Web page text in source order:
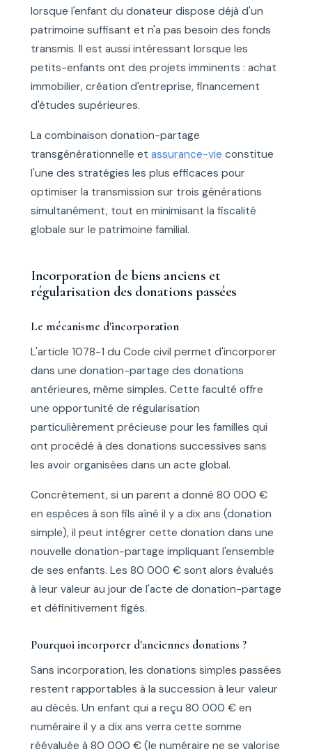
lorsque l'enfant du donateur dispose déjà d'un
patrimoine suffisant et n'a pas besoin des fonds
transmis. Il est aussi intéressant lorsque les
petits-enfants ont des projets imminents : achat
immobilier, création d'entreprise, financement
d'études supérieures.
La combinaison donation-partage
transgénérationnelle et assurance-vie constitue
l'une des stratégies les plus efficaces pour
optimiser la transmission sur trois générations
simultanément, tout en minimisant la fiscalité
globale sur le patrimoine familial.
Incorporation de biens anciens et
régularisation des donations passées
Le mécanisme d'incorporation
L'article 1078-1 du Code civil permet d'incorporer
dans une donation-partage des donations
antérieures, même simples. Cette faculté offre
une opportunité de régularisation
particulièrement précieuse pour les familles qui
ont procédé à des donations successives sans
les avoir organisées dans un acte global.
Concrètement, si un parent a donné 80 000 €
en espèces à son fils aîné il y a dix ans (donation
simple), il peut intégrer cette donation dans une
nouvelle donation-partage impliquant l'ensemble
de ses enfants. Les 80 000 € sont alors évalués
à leur valeur au jour de l'acte de donation-partage
et définitivement figés.
Pourquoi incorporer d'anciennes donations ?
Sans incorporation, les donations simples passées
restent rapportables à la succession à leur valeur
au décès. Un enfant qui a reçu 80 000 € en
numéraire il y a dix ans verra cette somme
réévaluée à 80 000 € (le numéraire ne se valorise